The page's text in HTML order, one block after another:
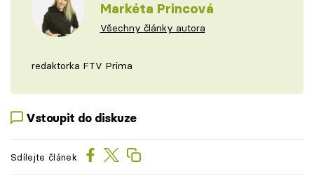
Markéta Princová
Všechny články autora
redaktorka FTV Prima
Vstoupit do diskuze
Sdílejte článek